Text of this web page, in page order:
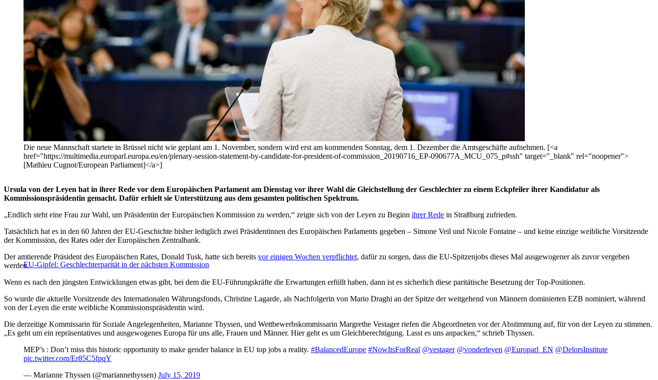
Die neue Mannschaft startete in Brüssel nicht wie geplant am 1. November, sondern wird erst am kommenden Sonntag, dem 1. Dezember die Amtsgeschäfte aufnehmen. [<a
href="https://multimedia.europarl.europa.eu/en/plenary-session-statement-by-candidate-for-president-of-commission_20190716_EP-090677A_MCU_075_p#ssh" target="_blank" rel="noopener">
[Mathieu Cugnot/European Parliament]</a>]
Ursula von der Leyen hat in ihrer Rede vor dem Europäischen Parlament am Dienstag vor ihrer Wahl die Gleichstellung der Geschlechter zu einem Eckpfeiler ihrer Kandidatur als
Kommissionspräsidentin gemacht. Dafür erhielt sie Unterstützung aus dem gesamten politischen Spektrum.
„Endlich steht eine Frau zur Wahl, um Präsidentin der Europäischen Kommission zu werden,“ zeigte sich von der Leyen zu Beginn ihrer Rede in Straßburg zufrieden.
Tatsächlich hat es in den 60 Jahren der EU-Geschichte bisher lediglich zwei Präsidentinnen des Europäischen Parlaments gegeben – Simone Veil und Nicole Fontaine – und keine einzige weibliche Vorsitzende
der Kommission, des Rates oder der Europäischen Zentralbank.
EU-Gipfel: Geschlechterparität in der nächsten Kommission
Der amtierende Präsident des Europäischen Rates, Donald Tusk, hatte sich bereits vor einigen Wochen verpflichtet, dafür zu sorgen, dass die EU-Spitzenjobs dieses Mal ausgewogener als zuvor vergeben
werden.
Wenn es nach den jüngsten Entwicklungen etwas gibt, bei dem die EU-Führungskräfte die Erwartungen erfüllt haben, dann ist es sicherlich diese paritätische Besetzung der Top-Positionen.
So wurde die aktuelle Vorsitzende des Internationalen Währungsfonds, Christine Lagarde, als Nachfolgerin von Mario Draghi an der Spitze der weitgehend von Männern dominierten EZB nominiert, während
von der Leyen die erste weibliche Kommissionspräsidentin wird.
Die derzeitige Kommissarin für Soziale Angelegenheiten, Marianne Thyssen, und Wettbewerbskommissarin Margrethe Vestager riefen die Abgeordneten vor der Abstimmung auf, für von der Leyen zu stimmen.
„Es geht um ein repräsentatives und ausgewogenes Europa für uns alle, Frauen und Männer. Hier geht es um Gleichberechtigung. Lasst es uns anpacken,“ schrieb Thyssen.
MEP’s : Don’t miss this historic opportunity to make gender balance in EU top jobs a reality. #BalancedEurope #NowItsForReal @vestager @vonderleyen @Europarl_EN @DelorsInstitute
pic.twitter.com/Er85C5fpqY
— Marianne Thyssen (@mariannethyssen) July 15, 2019